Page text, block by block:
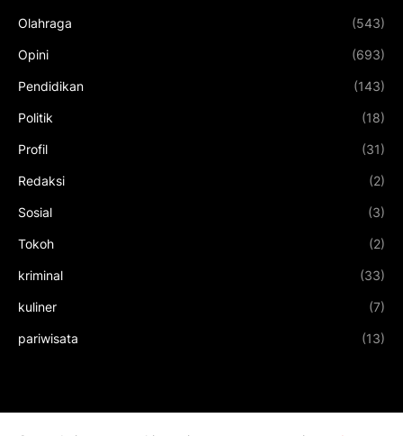
Olahraga (543)
Opini (693)
Pendidikan (143)
Politik (18)
Profil (31)
Redaksi (2)
Sosial (3)
Tokoh (2)
kriminal (33)
kuliner (7)
pariwisata (13)